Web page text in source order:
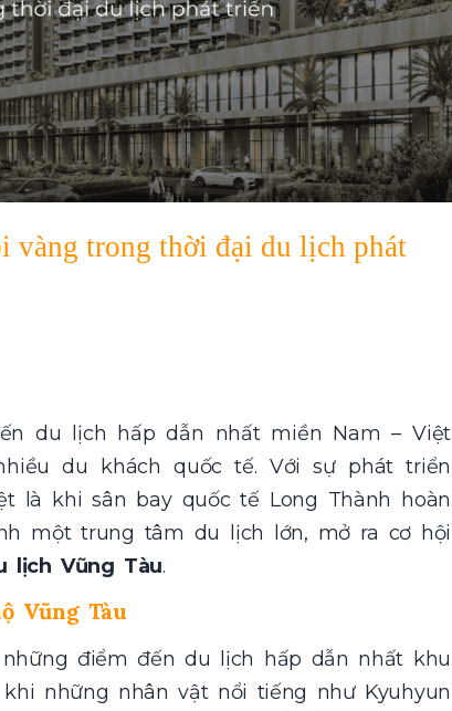
vàng trong thời đại du lịch phát
du lịch hấp dẫn nhất miền Nam – Việt
du khách quốc tế. Với sự phát triển
là khi sân bay quốc tế Long Thành hoàn
một trung tâm du lịch lớn, mở ra cơ hội
lịch Vũng Tàu.
Vũng Tàu
điểm đến du lịch hấp dẫn nhất khu
những nhân vật nổi tiếng như Kyuhyun